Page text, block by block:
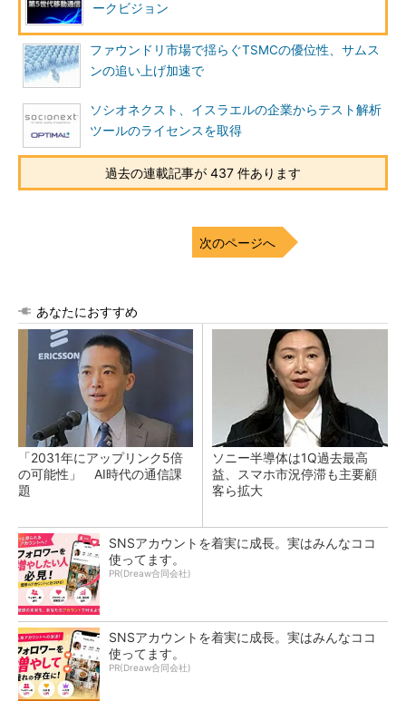
ークビジョン
ファウンドリ市場で揺らぐTSMCの優位性、サムス
ンの追い上げ加速で
ソシオネクスト、イスラエルの企業からテスト解析
ツールのライセンスを取得
過去の連載記事が 437 件あります
次のページへ
あなたにおすすめ
「2031年にアップリンク5倍
の可能性」 AI時代の通信課
題
ソニー半導体は1Q過去最高
益、スマホ市況停滞も主要顧
客ら拡大
SNSアカウントを着実に成長。実はみんなココ
使ってます。
PR(Dreaw合同会社)
SNSアカウントを着実に成長。実はみんなココ
使ってます。
PR(Dreaw合同会社)